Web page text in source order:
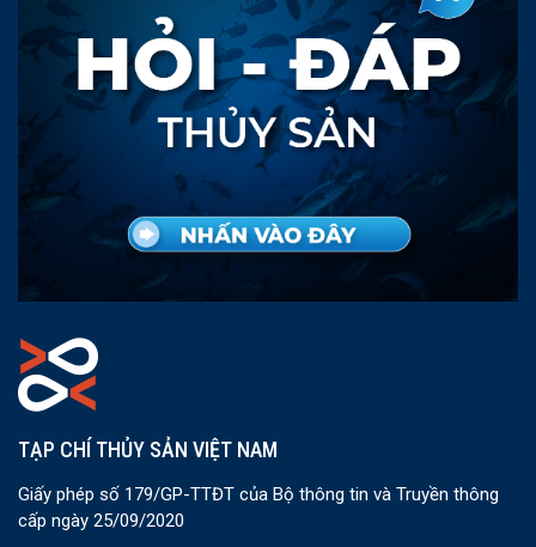
TẠP CHÍ THỦY SẢN VIỆT NAM
Giấy phép số 179/GP-TTĐT của Bộ thông tin và Truyền thông
cấp ngày 25/09/2020